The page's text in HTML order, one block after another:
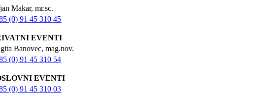
Makar, mr.sc.
(0) 91 45 310 45
EVENTI
Banovec, mag.nov.
(0) 91 45 310 54
EVENTI
(0) 91 45 310 03